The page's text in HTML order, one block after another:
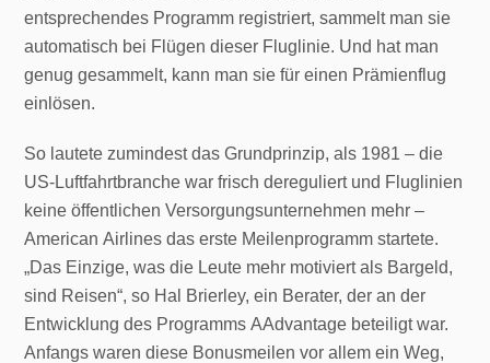
entsprechendes Programm registriert, sammelt man sie
automatisch bei Flügen dieser Fluglinie. Und hat man
genug gesammelt, kann man sie für einen Prämienflug
einlösen.
So lautete zumindest das Grundprinzip, als 1981 – die
US-Luftfahrtbranche war frisch dereguliert und Fluglinien
keine öffentlichen Versorgungsunternehmen mehr –
American Airlines das erste Meilenprogramm startete.
„Das Einzige, was die Leute mehr motiviert als Bargeld,
sind Reisen“, so Hal Brierley, ein Berater, der an der
Entwicklung des Programms AAdvantage beteiligt war.
Anfangs waren diese Bonusmeilen vor allem ein Weg,